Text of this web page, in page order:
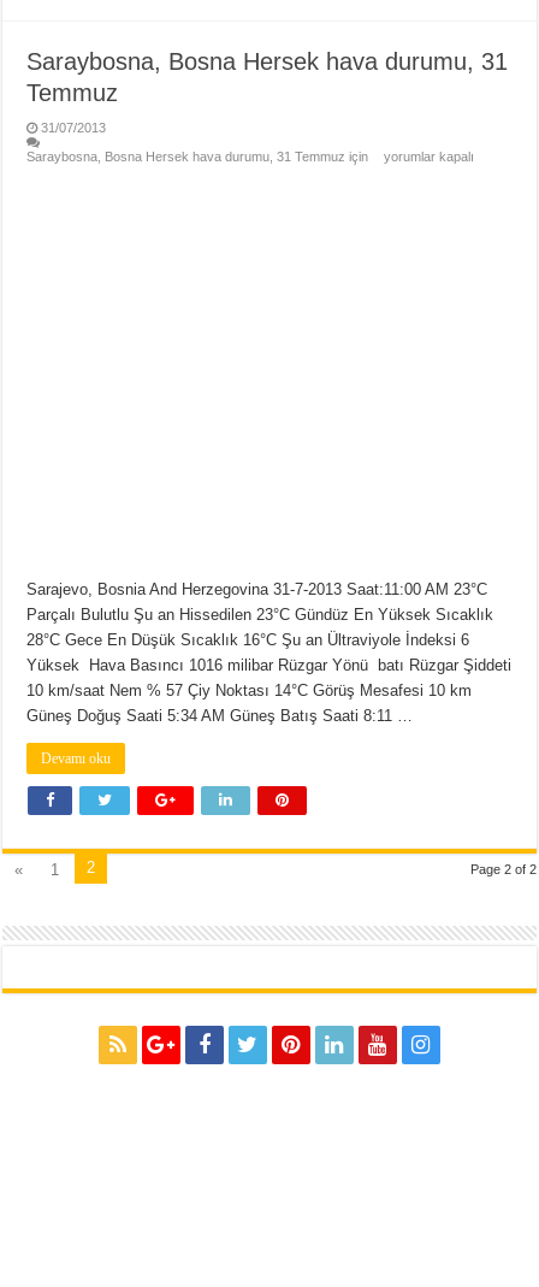
Saraybosna, Bosna Hersek hava durumu, 31
Temmuz
31/07/2013
Saraybosna, Bosna Hersek hava durumu, 31 Temmuz için
yorumlar kapalı
Sarajevo, Bosnia And Herzegovina 31-7-2013 Saat:11:00 AM 23°C
Parçalı Bulutlu Şu an Hissedilen 23°C Gündüz En Yüksek Sıcaklık
28°C Gece En Düşük Sıcaklık 16°C Şu an Ültraviyole İndeksi 6
Yüksek Hava Basıncı 1016 milibar Rüzgar Yönü batı Rüzgar Şiddeti
10 km/saat Nem % 57 Çiy Noktası 14°C Görüş Mesafesi 10 km
Güneş Doğuş Saati 5:34 AM Güneş Batış Saati 8:11 …
Devamı oku
Page 2 of 2
« 1 2